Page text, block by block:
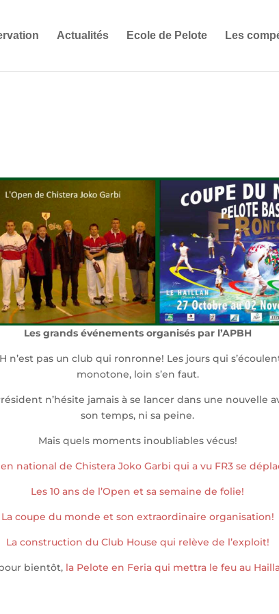
Actualités Ecole de Pelote Les
Les grands événements organisés par l’APBH
n’est pas un club qui ronronne! Les jours qui
monotone, loin s’en faut.
n’hésite jamais à se lancer dans une nouvelle
son temps, ni sa peine.
Mais quels moments inoubliables vécus!
national de Chistera Joko Garbi qui a vu FR3 se
Les 10 ans de l’Open et sa semaine de folie!
La coupe du monde et son extraordinaire organisation!
La construction du Club House qui relève de l’exploit!
bientôt, la Pelote en Feria qui mettra le feu au